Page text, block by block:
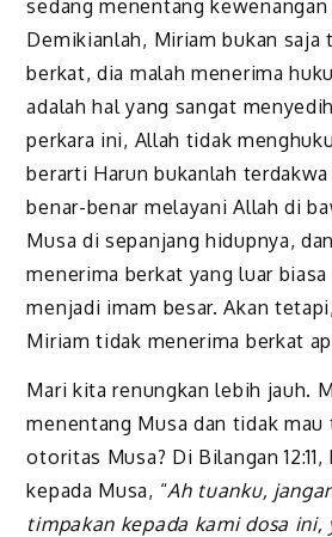
sedang menentang kewenangan
Demikianlah, Miriam bukan saja
berkat, dia malah menerima
adalah hal yang sangat
perkara ini, Allah tidak
berarti Harun bukanlah
benar-benar melayani Allah di
Musa di sepanjang hidupnya,
menerima berkat yang luar
menjadi imam besar. Akan
Miriam tidak menerima berkat
Mari kita renungkan lebih jauh.
menentang Musa dan tidak mau
otoritas Musa? Di Bilangan
kepada Musa, “Ah tuanku,
timpakan kepada kami dosa